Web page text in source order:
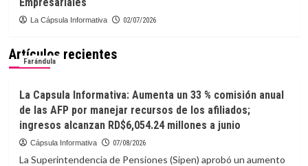
La Cápsula Informativa 02/07/2026
Artículos recientes
Farándula
La Capsula Informativa: Aumenta un 33 % comisión anual
de las AFP por manejar recursos de los afiliados;
ingresos alcanzan RD$6,054.24 millones a junio
Cápsula Informativa 07/08/2026
La Superintendencia de Pensiones (Sipen) aprobó un aumento